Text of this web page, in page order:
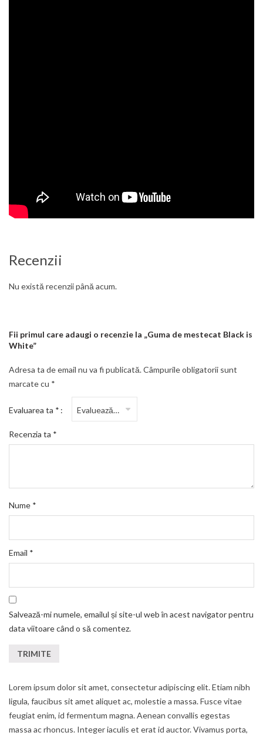
Recenzii
Nu există recenzii până acum.
Fii primul care adaugi o recenzie la „Guma de mestecat Black is
White”
Adresa ta de email nu va fi publicată.Câmpurile obligatorii sunt
marcate cu *
Evaluarea ta *
Recenzia ta *
Nume *
Email *
Salvează-mi numele, emailul și site-ul web în acest navigator pentru
data viitoare când o să comentez.
Lorem ipsum dolor sit amet, consectetur adipiscing elit. Etiam nibh
ligula, faucibus sit amet aliquet ac, molestie a massa. Fusce vitae
feugiat enim, id fermentum magna. Aenean convallis egestas
massa ac rhoncus. Integer iaculis et erat id auctor. Vivamus porta,